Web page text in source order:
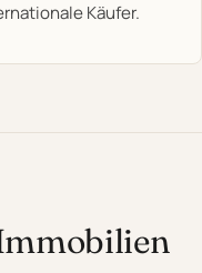
Käufer.